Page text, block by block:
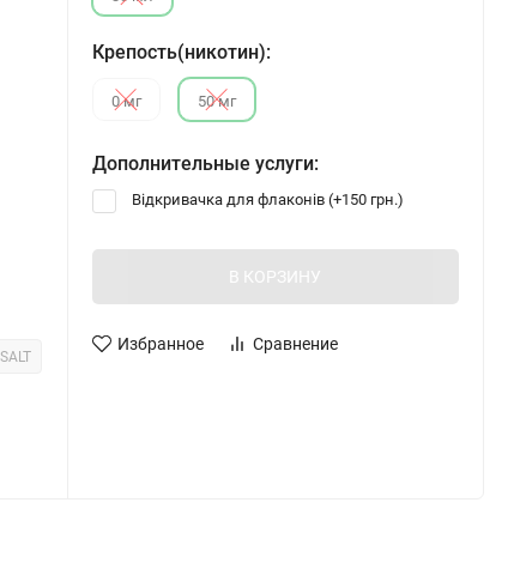
SALT
Крепость(никотин):
0 мг 50 мг
Дополнительные услуги:
Відкривачка для флаконів (+150 грн.)
В КОРЗИНУ
Избранное Сравнение